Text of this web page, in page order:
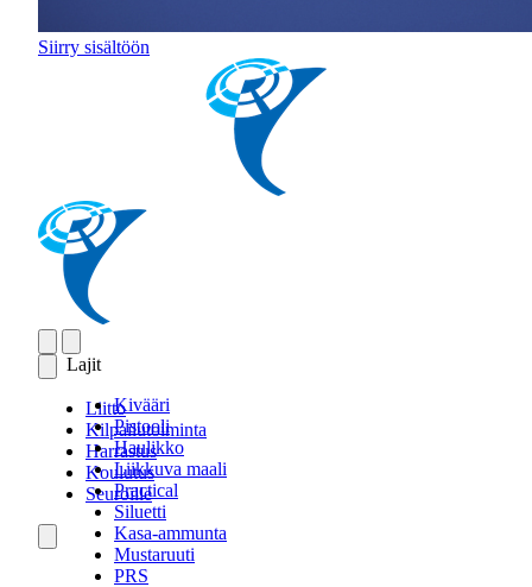
Siirry sisältöön
Lajit
Kivääri
Pistooli
Haulikko
Liikkuva maali
Practical
Siluetti
Kasa-ammunta
Mustaruuti
PRS
Liitto
Kilpailutoiminta
Harrastus
Koulutus
Seuroille